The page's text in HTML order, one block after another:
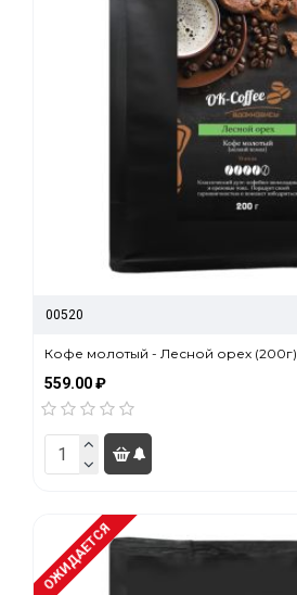
00520
Кофе молотый - Лесной орех (200г)
559.00 ₽
ОЖИДАЕТСЯ